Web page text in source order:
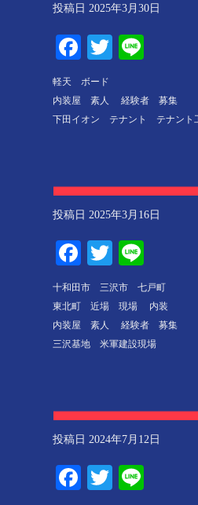
投稿日 2025年3月30日
Facebook
Twitter
軽天 ボード
内装屋 素人 経験者 募集
下田イオン テナント テナン
投稿日 2025年3月16日
Facebook
Twitter
十和田市 三沢市 七戸町
東北町 近場 現場 内装
内装屋 素人 経験者 募集
三沢基地 米軍建設現場 十和
投稿日 2024年7月12日
Facebook
Twitter